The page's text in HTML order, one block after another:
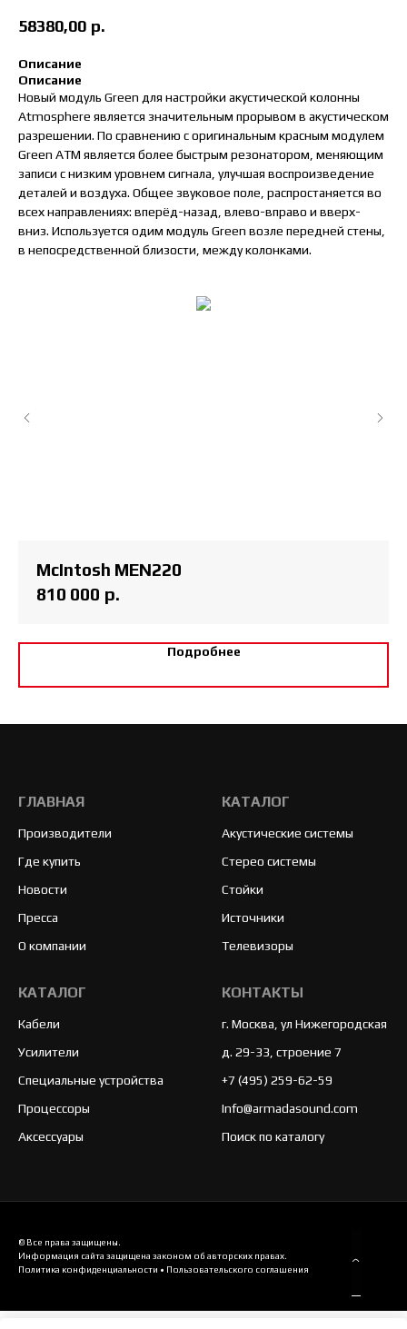
58380,00 р.
Описание
Описание
Новый модуль Green для настройки акустической колонны
Atmosphere является значительным прорывом в акустическом
разрешении. По сравнению с оригинальным красным модулем
Green ATM является более быстрым резонатором, меняющим
записи с низким уровнем сигнала, улучшая воспроизведение
деталей и воздуха. Общее звуковое поле, распростаняется во
всех направлениях: вперёд-назад, влево-вправо и вверх-
вниз. Используется одим модуль Green возле передней стены,
в непосредственной близости, между колонками.
McIntosh MEN220
810 000 р.
Подробнее
ГЛАВНАЯ
Производители
Где купить
Новости
Пресса
О компании
КАТАЛОГ
Акустические системы
Стерео системы
Стойки
Источники
Телевизоры
КАТАЛОГ
Кабели
Усилители
Специальные устройства
Процессоры
Аксессуары
КОНТАКТЫ
г. Москва, ул Нижегородская
д. 29-33, строение 7
+7 (495) 259-62-59
Info@armadasound.com
Поиск по каталогу
© Все права защищены.
Информация сайта защищена законом об авторских правах.
Политика конфиденциальности • Пользовательского соглашения